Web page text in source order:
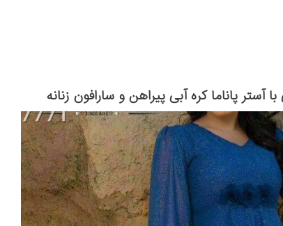
پاناما کره آبی پيراهن و سارافون زنانه